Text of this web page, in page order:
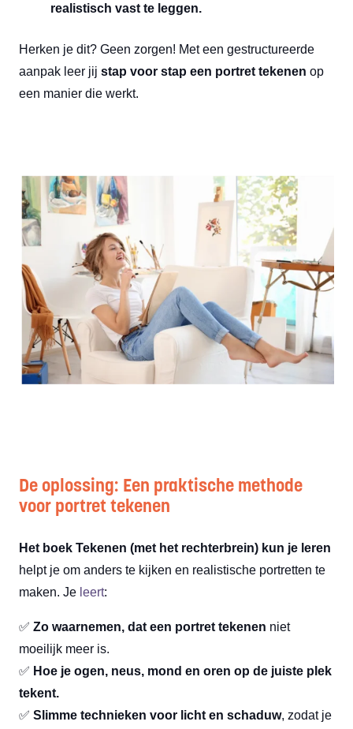
realistisch vast te leggen.
Herken je dit? Geen zorgen! Met een gestructureerde
aanpak leer jij stap voor stap een portret tekenen op
een manier die werkt.
De oplossing: Een praktische methode
voor portret tekenen
Het boek Tekenen (met het rechterbrein) kun je leren
helpt je om anders te kijken en realistische portretten te
maken. Je leert:
✅ Zo waarnemen, dat een portret tekenen niet
moeilijk meer is.
✅ Hoe je ogen, neus, mond en oren op de juiste plek
tekent.
✅ Slimme technieken voor licht en schaduw, zodat je